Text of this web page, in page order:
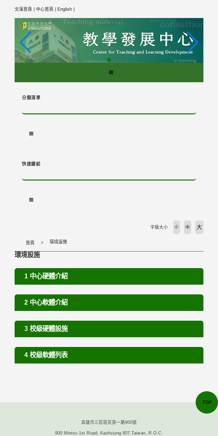
文藻首頁 | 中心首頁 | English |
分類清單
快速鏈結
首頁 環境設施
字級大小 小 中 大
環境設施
1 中心硬體介紹
2 中心軟體介紹
3 校級硬體設施
4 校級軟體列表
高雄市三民區民族一路900號
900 Mintsu 1st Road, Kaohsiung 807,Taiwan, R.O.C.
TOP